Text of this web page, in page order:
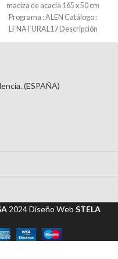
maciza de acacia 165 x 50 cm
Programa : ALEN Catálogo :
LFNATURAL17 Descripción
(ESPAÑA)
2024Diseño Web STELA